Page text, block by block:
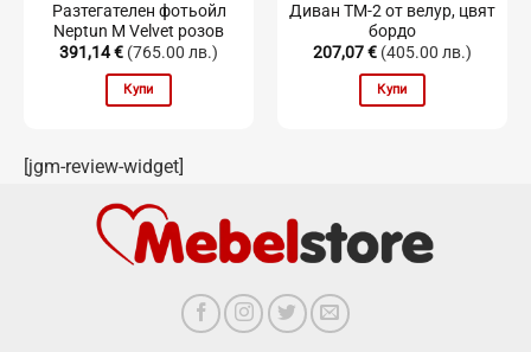
Разтегателен фотьойл
Neptun M Velvet розов
391,14€ (765.00 лв.)
Купи
Диван TM-2 от велур, цвят
бордо
207,07€ (405.00 лв.)
Купи
[jgm-review-widget]